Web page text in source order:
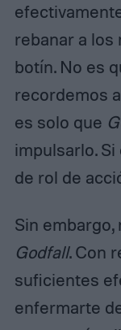
rebanar a los
botín. No es
recordemos a
es solo que
impulsarlo.
de rol de
Sin embargo,
Godfall. Con
suficientes
enfermarte